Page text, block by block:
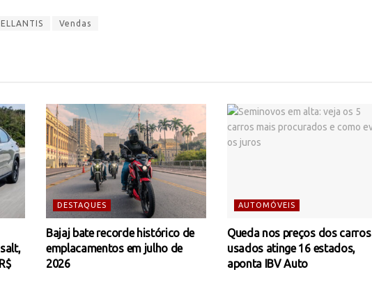
Vendas
DESTAQUES
Bajaj bate recorde histórico de
emplacamentos em julho de
2026
AUTOMÓVEIS
Queda nos preços dos carros
usados atinge 16 estados,
aponta IBV Auto